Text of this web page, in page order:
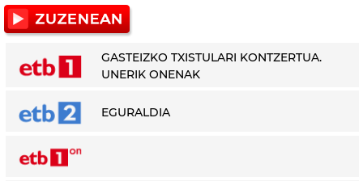
GASTEIZKO TXISTULARI KONTZERTUA.
UNERIK ONENAK
EGURALDIA